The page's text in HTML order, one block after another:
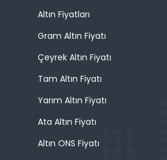
Altın Fiyatları
Gram Altın Fiyatı
Çeyrek Altın Fiyatı
Tam Altın Fiyatı
Yarım Altın Fiyatı
Ata Altın Fiyatı
Altın ONS Fiyatı